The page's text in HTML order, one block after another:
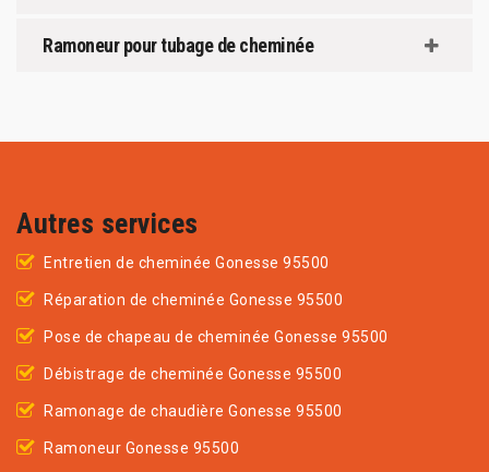
Ramoneur pour tubage de cheminée
Autres services
Entretien de cheminée Gonesse 95500
Réparation de cheminée Gonesse 95500
Pose de chapeau de cheminée Gonesse 95500
Débistrage de cheminée Gonesse 95500
Ramonage de chaudière Gonesse 95500
Ramoneur Gonesse 95500